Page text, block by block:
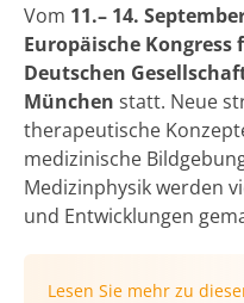
Vom 11.– 14.
Europäische
Deutschen
München statt. Neue
therapeutische
medizinische
Medizinphysik werden
und Entwicklungen
Lesen Sie mehr zu